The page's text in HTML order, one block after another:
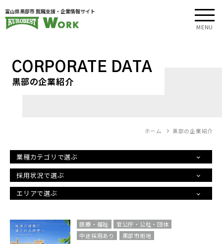
富山県黒部市 就職支援・企業情報サイト
MENU
CORPORATE DATA
黒部の企業紹介
ホーム 黒部の企業紹介
業種カテゴリで選ぶ
採用状況で選ぶ
エリアで選ぶ
医療・福祉
官公庁・公社・団体
中途採用あり
黒部市街地